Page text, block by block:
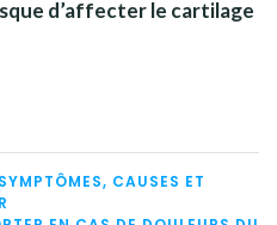
d’affecter le cartilage
CAUSES ET